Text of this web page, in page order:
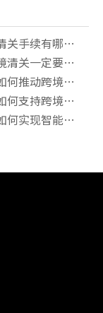
各大港口清关手续有哪些必须准备的资料？
为什么全境清关一定要了解正确的海关编码？
清关平台如何推动跨境贸易“最后一公里”价值提升？
清关平台如何支持跨境保税仓的清关管理？
清关平台如何实现智能化的报关单据管理？